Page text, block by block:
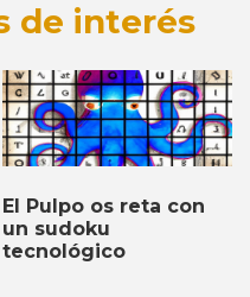
de interés
El Pulpo os reta con
un sudoku
tecnológico